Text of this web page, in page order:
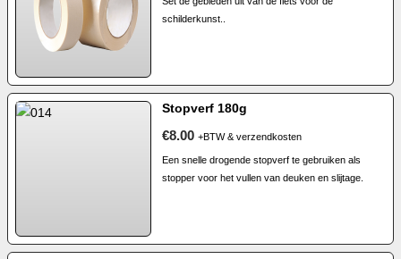
schilderkunst..
Stopverf 180g
€8.00 +BTW & verzendkosten
Een snelle drogende stopverf te gebruiken als
stopper voor het vullen van deuken en slijtage.